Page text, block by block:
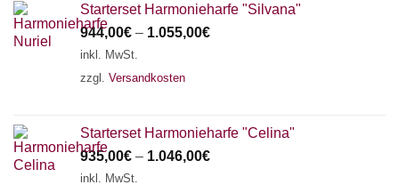
Starterset Harmonieharfe "Silvana"
944,00€ – 1.055,00€
inkl. MwSt.
zzgl. Versandkosten
Starterset Harmonieharfe "Celina"
935,00€ – 1.046,00€
inkl. MwSt.